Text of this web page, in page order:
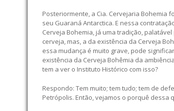
Posteriormente, a Cia. Cervejaria Bohemia
seu Guaraná Antarctica. E nessa
Cerveja Bohemia, já uma tradição,
cerveja, mas, a da existência da Cerveja
essa mudança é muito grave, pode
existência da Cerveja Bohêmia da
tem a ver o Instituto Histórico com isso?
Respondo: Tem muito; tem tudo; tem de
Petrópolis. Então, vejamos o porquê dessa